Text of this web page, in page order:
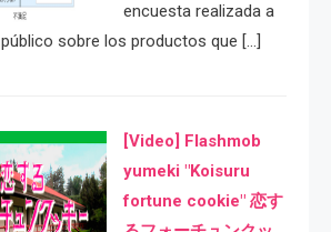
encuesta realizada a
sobre los productos que […]
[Video] Flashmob
yumeki "Koisuru
fortune cookie" 恋す